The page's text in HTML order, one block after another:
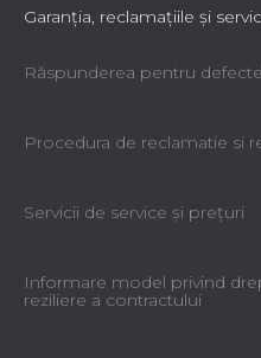
Garanţia, reclamaţiile şi
Răspunderea pentru
Procedura de reclamatie si
Servicii de service şi preţuri
Informare model privind
reziliere a contractului